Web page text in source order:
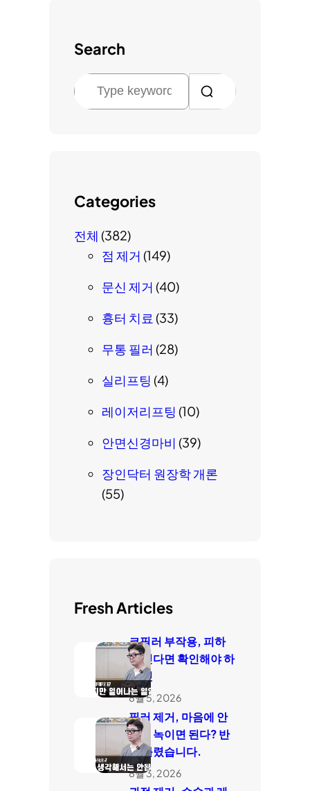
Search
Categories
전체 (382)
점 제거 (149)
문신 제거 (40)
흉터 치료 (33)
무통 필러 (28)
실리프팅 (4)
레이저리프팅 (10)
안면신경마비 (39)
장인닥터 원장학 개론
(55)
Fresh Articles
코필러 부작용, 피하
고 싶다면 확인해야 하
는 것
8월 5, 2026
필러 제거, 마음에 안
들면 녹이면 된다? 반
은 틀렸습니다.
8월 3, 2026